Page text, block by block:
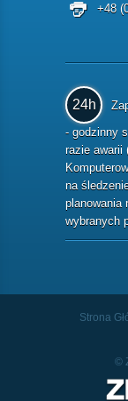
+48
24h
- godzinny
razie awarii
na
planowania
wybranych
Strona
©